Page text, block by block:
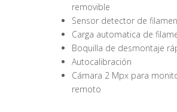
removible
Sensor detector de
Carga automatica de
Boquilla de desmontaje
Autocalibración
Cámara 2 Mpx para
remoto